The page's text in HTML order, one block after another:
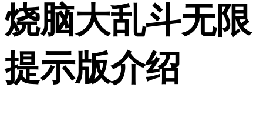
烧脑大乱斗无限
提示版介绍